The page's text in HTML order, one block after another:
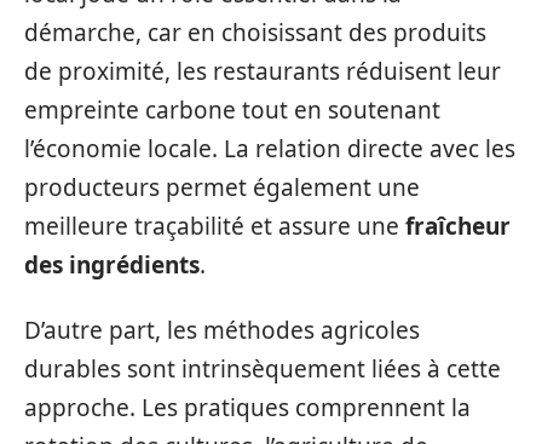
démarche, car en choisissant des produits
de proximité, les restaurants réduisent leur
empreinte carbone tout en soutenant
l’économie locale. La relation directe avec les
producteurs permet également une
meilleure traçabilité et assure une fraîcheur
des ingrédients.
D’autre part, les méthodes agricoles
durables sont intrinsèquement liées à cette
approche. Les pratiques comprennent la